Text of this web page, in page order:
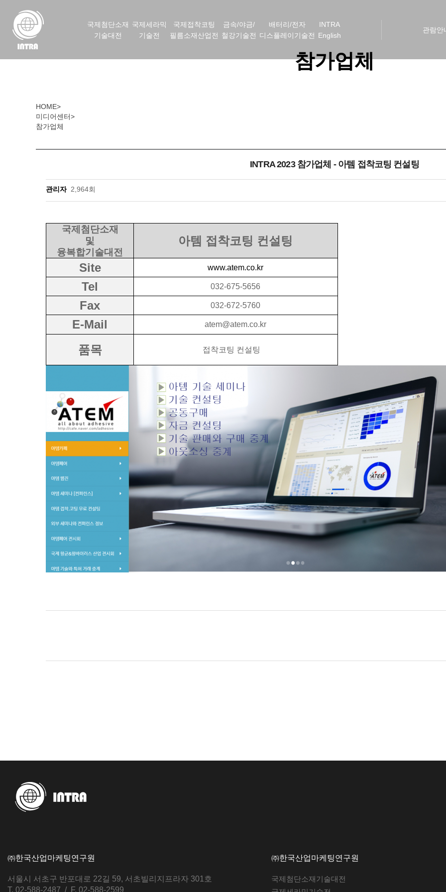
국제첨단소재
기술대전
국제세라믹
기술전
국제접착코팅
필름소재산업전
금속/야금/
철강기술전
배터리/전자
디스플레이기술전
INTRA
English
관람안
참가업체
HOME>
미디어센터>
참가업체
INTRA 2023 참가업체 - 아템 접착코팅 컨설팅
관리자 2,964회
국제첨단소재
및
융복합기술대전
아템 접착코팅 컨설팅
Site
www.atem.co.kr
Tel 032-675-5656
Fax 032-672-5760
E-Mail atem@atem.co.kr
품목 접착코팅 컨설팅
㈜한국산업마케팅연구원
서울시 서초구 반포대로 22길 59, 서초빌리지프라자 301호
T. 02-588-2487 / F. 02-588-2599
㈜한국산업마케팅연구원
국제첨단소재기술대전